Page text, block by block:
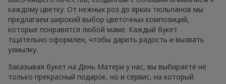
каждому цветку. От нежных роз до ярких тюльпанов мы
предлагаем широкий выбор цветочных композиций,
которые понравятся любой маме. Каждый букет
тщательно оформлен, чтобы дарить радость и вызвать
ухмылку.
Заказывая букет на День Матери у нас, вы выбираете не
только прекрасный подарок, но и сервис, на который